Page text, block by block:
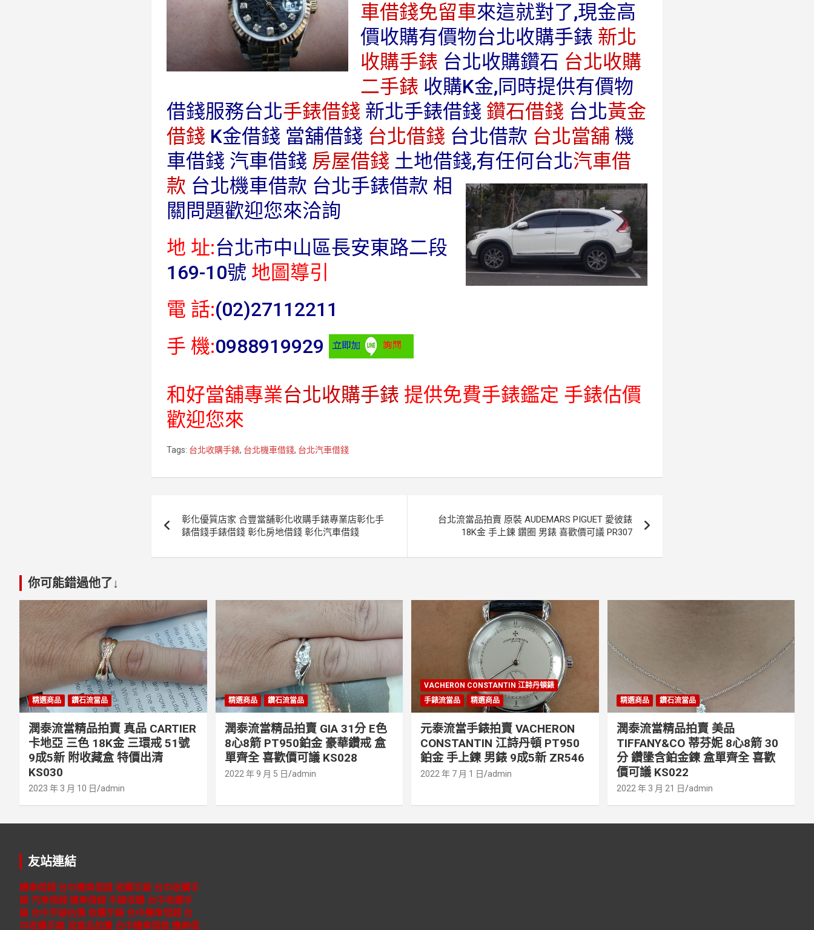
車借錢免留車來這就對了,現金高
價收購有價物台北收購手錶 新北
收購手錶 台北收購鑽石 台北收購
二手錶 收購K金,同時提供有價物
借錢服務台北手錶借錢 新北手錶借錢 鑽石借錢 台北黃金
借錢 K金借錢 當舖借錢 台北借錢 台北借款 台北當舖 機
車借錢 汽車借錢 房屋借錢 土地借錢,有任何台北汽車借
款 台北機車借款 台北手錶借款 相
關問題歡迎您來洽詢
地 址:台北市中山區長安東路二段
169-10號 地圖導引
電 話:(02)27112211
手 機:0988919929
和好當舖專業台北收購手錶 提供免費手錶鑑定 手錶估價
歡迎您來
Tags: 台北收購手錶, 台北機車借錢, 台北汽車借錢
章
導
彰化優質店家 合豐當舖彰化收購手錶專業店彰化手
錶借錢手錶借錢 彰化房地借錢 彰化汽車借錢
台北流當品拍賣 原裝 AUDEMARS PIGUET 愛彼錶
18K金 手上鍊 鑽圈 男錶 喜歡價可議 PR307
你可能錯過他了↓
精選商品 鑽石流當品
潤泰流當精品拍賣 真品 CARTIER
卡地亞 三色 18K金 三環戒 51號
9成5新 附收藏盒 特價出清
KS030
2023 年 3 月 10 日 admin
精選商品 鑽石流當品
潤泰流當精品拍賣 GIA 31分 E色
8心8箭 PT950鉑金 豪華鑽戒 盒
單齊全 喜歡價可議 KS028
2022 年 9 月 5 日 admin
VACHERON CONSTANTIN 江詩丹頓錶
手錶流當品
精選商品
元泰流當手錶拍賣 VACHERON
CONSTANTIN 江詩丹頓 PT950
鉑金 手上鍊 男錶 9成5新 ZR546
2022 年 7 月 1 日 admin
精選商品 鑽石流當品
潤泰流當精品拍賣 美品
TIFFANY&CO 蒂芬妮 8心8箭 30
分 鑽墬含鉑金鍊 盒單齊全 喜歡
價可議 KS022
2022 年 3 月 21 日 admin
友站連結
機車借錢 台中機車借錢 收購手錶 台中收購手
錶 汽車借錢 機車借錢 手錶收購 台中收購手
錶 台中手錶估價 收購手錶 台中機車借錢 台
中收購手錶 流當品拍賣 台中機車借款 機車借